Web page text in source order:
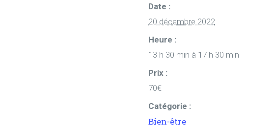
Date :
20 décembre 2022
Heure :
13 h 30 min à 17 h 30 min
Prix :
70€
Catégorie :
Bien-être